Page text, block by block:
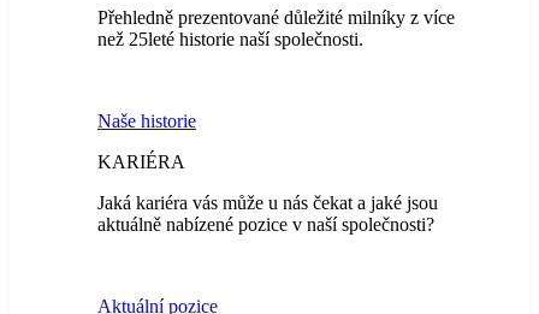
Přehledně prezentované důležité milníky z více
než 25leté historie naší společnosti.
Naše historie
KARIÉRA
Jaká kariéra vás může u nás čekat a jaké jsou
aktuálně nabízené pozice v naší společnosti?
Aktuální pozice